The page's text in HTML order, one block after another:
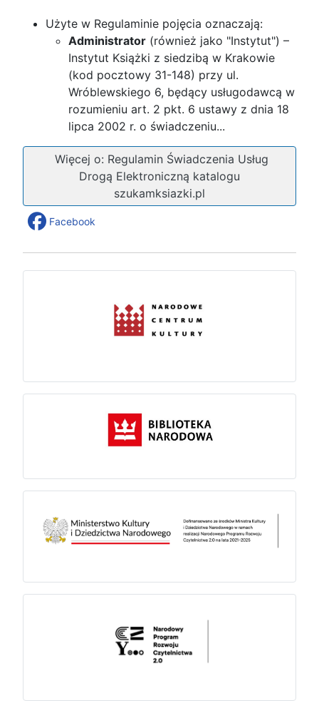
Użyte w Regulaminie pojęcia oznaczają:
Administrator (również jako "Instytut") –
Instytut Książki z siedzibą w Krakowie
(kod pocztowy 31-148) przy ul.
Wróblewskiego 6, będący usługodawcą w
rozumieniu art. 2 pkt. 6 ustawy z dnia 18
lipca 2002 r. o świadczeniu...
Więcej o: Regulamin Świadczenia Usług
Drogą Elektroniczną katalogu
szukamksiazki.pl
Facebook